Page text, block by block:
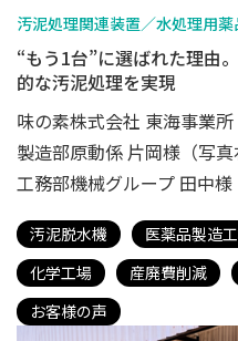
汚泥処理関連装置／水処理用薬
“もう1台”に選ばれた理由
的な汚泥処理を実現
味の素株式会社 東海事業所
製造部原動係 片岡様（写真
工務部機械グループ 田中様
汚泥脱水機 医薬品製造
化学工場
産廃費削減
お客様の声